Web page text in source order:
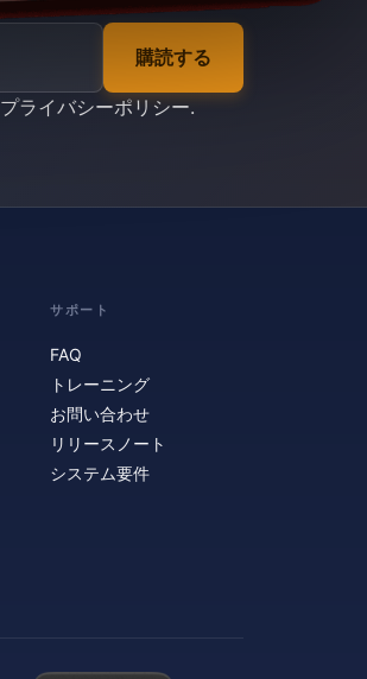
購読する
プライバシーポリシー.
サポート
FAQ
トレーニング
お問い合わせ
リリースノート
システム要件